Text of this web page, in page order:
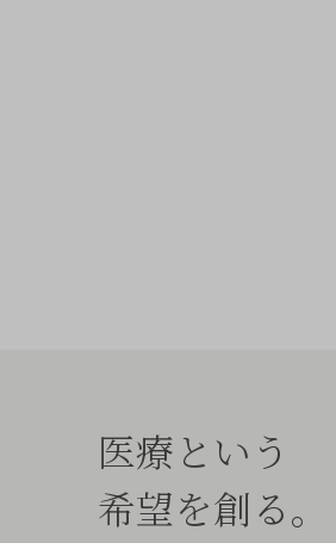
医療という
希望を創る。